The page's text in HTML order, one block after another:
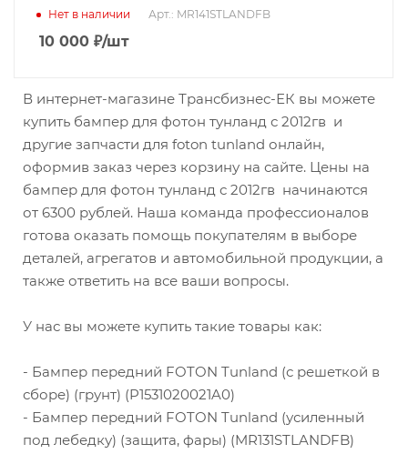
Нет в наличии Арт.: MR141STLANDFB
10 000 ₽/шт
В интернет-магазине Трансбизнес-ЕК вы можете
купить бампер для фотон тунланд с 2012гв и
другие запчасти для foton tunland онлайн,
оформив заказ через корзину на сайте. Цены на
бампер для фотон тунланд с 2012гв начинаются
от 6300 рублей. Наша команда профессионалов
готова оказать помощь покупателям в выборе
деталей, агрегатов и автомобильной продукции, а
также ответить на все ваши вопросы.
У нас вы можете купить такие товары как:
- Бампер передний FOTON Tunland (с решеткой в
сборе) (грунт) (P1531020021A0)
- Бампер передний FOTON Tunland (усиленный
под лебедку) (защита, фары) (MR131STLANDFB)